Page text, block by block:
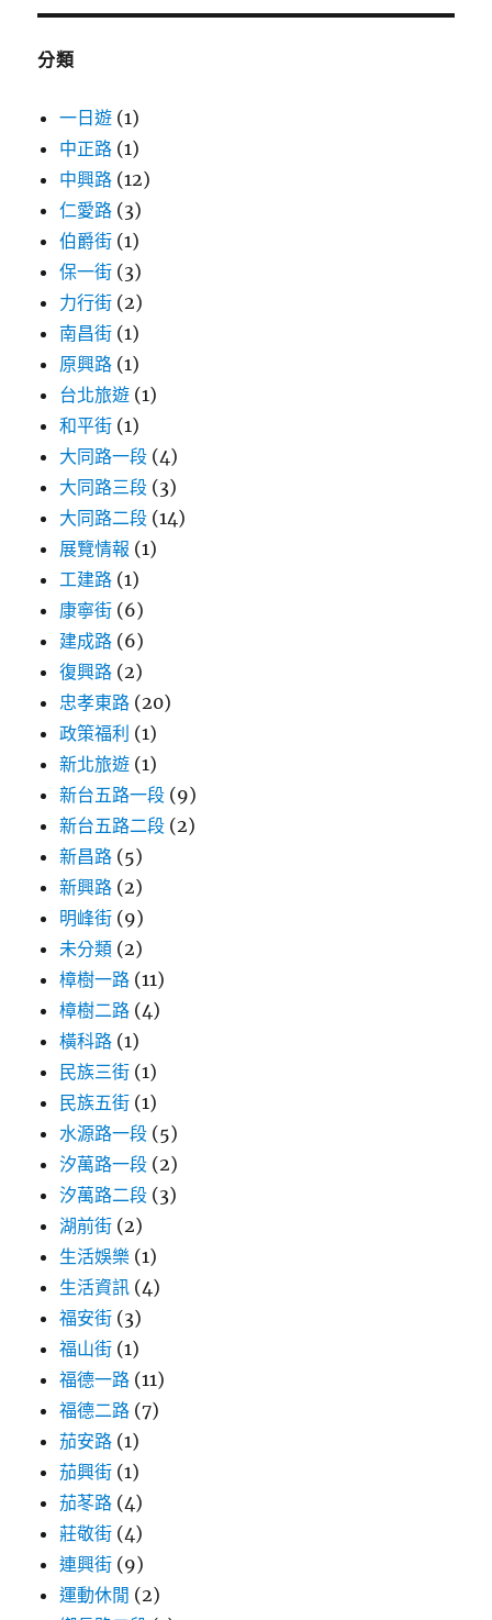
鍵
分類
一日遊 (1)
中正路 (1)
中興路 (12)
仁愛路 (3)
伯爵街 (1)
保一街 (3)
力行街 (2)
南昌街 (1)
原興路 (1)
台北旅遊 (1)
和平街 (1)
大同路一段 (4)
大同路三段 (3)
大同路二段 (14)
展覽情報 (1)
工建路 (1)
康寧街 (6)
建成路 (6)
復興路 (2)
忠孝東路 (20)
政策福利 (1)
新北旅遊 (1)
新台五路一段 (9)
新台五路二段 (2)
新昌路 (5)
新興路 (2)
明峰街 (9)
未分類 (2)
樟樹一路 (11)
樟樹二路 (4)
橫科路 (1)
民族三街 (1)
民族五街 (1)
水源路一段 (5)
汐萬路一段 (2)
汐萬路二段 (3)
湖前街 (2)
生活娛樂 (1)
生活資訊 (4)
福安街 (3)
福山街 (1)
福德一路 (11)
福德二路 (7)
茄安路 (1)
茄興街 (1)
茄苳路 (4)
莊敬街 (4)
連興街 (9)
運動休閒 (2)